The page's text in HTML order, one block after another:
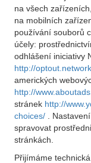
na všech
na mobilních
používání souborů
účely:
odhlášení iniciativy
http://
amerických
http://
stránek http://
choices/
.
spravovat
stránkách.
Přijímáme